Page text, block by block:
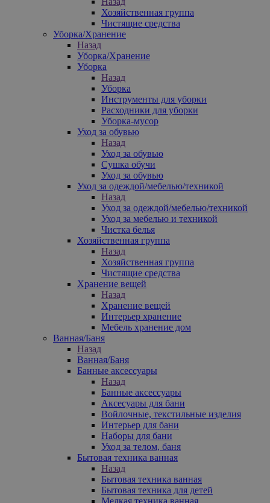
Хозяйственная группа
Чистящие средства
Уборка/Хранение
Назад
Уборка/Хранение
Уборка
Назад
Уборка
Инструменты для уборки
Расходники для уборки
Уборка-мусор
Уход за обувью
Назад
Уход за обувью
Сушка обучи
Уход за обувью
Уход за одеждой/мебелью/техникой
Назад
Уход за одеждой/мебелью/техникой
Уход за мебелью и техникой
Чистка белья
Хозяйственная группа
Назад
Хозяйственная группа
Чистящие средства
Хранение вещей
Назад
Хранение вещей
Интерьер хранение
Мебель хранение дом
Ванная/Баня
Назад
Ванная/Баня
Банные аксессуары
Назад
Банные аксессуары
Аксесуары для бани
Войлочные, текстильные изделия
Интерьер для бани
Наборы для бани
Уход за телом, баня
Бытовая техника ванная
Назад
Бытовая техника ванная
Бытовая техника для детей
Мелкая техника ванная